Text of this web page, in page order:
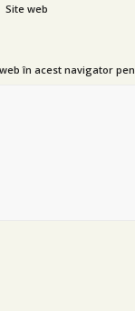
Site web
în acest navigator